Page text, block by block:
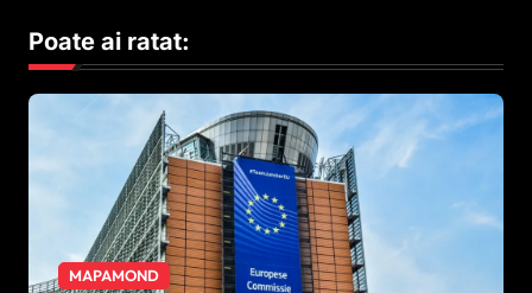
Poate ai ratat:
MAPAMOND